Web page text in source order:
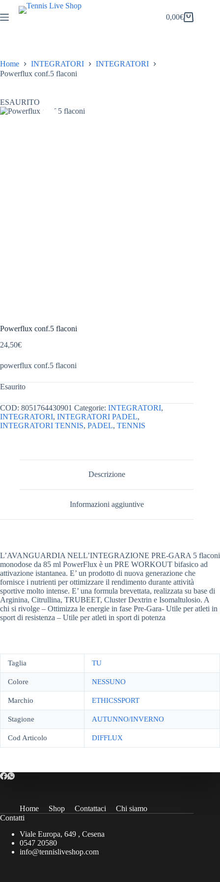
al
contenuto
Carrello
0,00€
Home INTEGRATORI
INTEGRATORI
Powerflux conf.5 flaconi
ESAURITO
Powerflux conf.5 flaconi
24,50€
powerflux conf.5 flaconi
Esaurito
COD: 8051764430901 Categorie: INTEGRATORI,
INTEGRATORI, INTEGRATORI PADEL,
INTEGRATORI TENNIS, PADEL, TENNIS
Descrizione
Informazioni aggiuntive
L’AVANGUARDIA NELL’INTEGRAZIONE PRE-GARA 5 flaconi
monodose da 85 ml PowerFlux è un PRE WORKOUT bifasico ad
attivazione istantanea. E’ un prodotto di nuova generazione che
fornisce i nutrienti per ottimizzare il rendimento durante attività
sportive molto intense. E’ una formula brevettata, realizzata su base di
Arginina, Citrullina, TRUBEET, Cluster Dextrin e Isomaltulosio. A
chi si rivolge – Ottimizza le energie in fase Pre-Gara- Utile per atleti in
sport di resistenza – Utile per atleti in sport di potenza
Taglia TU
Colore NESSUNO
Marchio ETHICSSPORT
Stagione AUTUNNO/INVERNO
Cod Articolo DIFFLUX
Home Shop Contattaci
Chi siamo
Contatti
Viale Europa, 649 , Cesena
0547 20580
info@tennisliveshop.com